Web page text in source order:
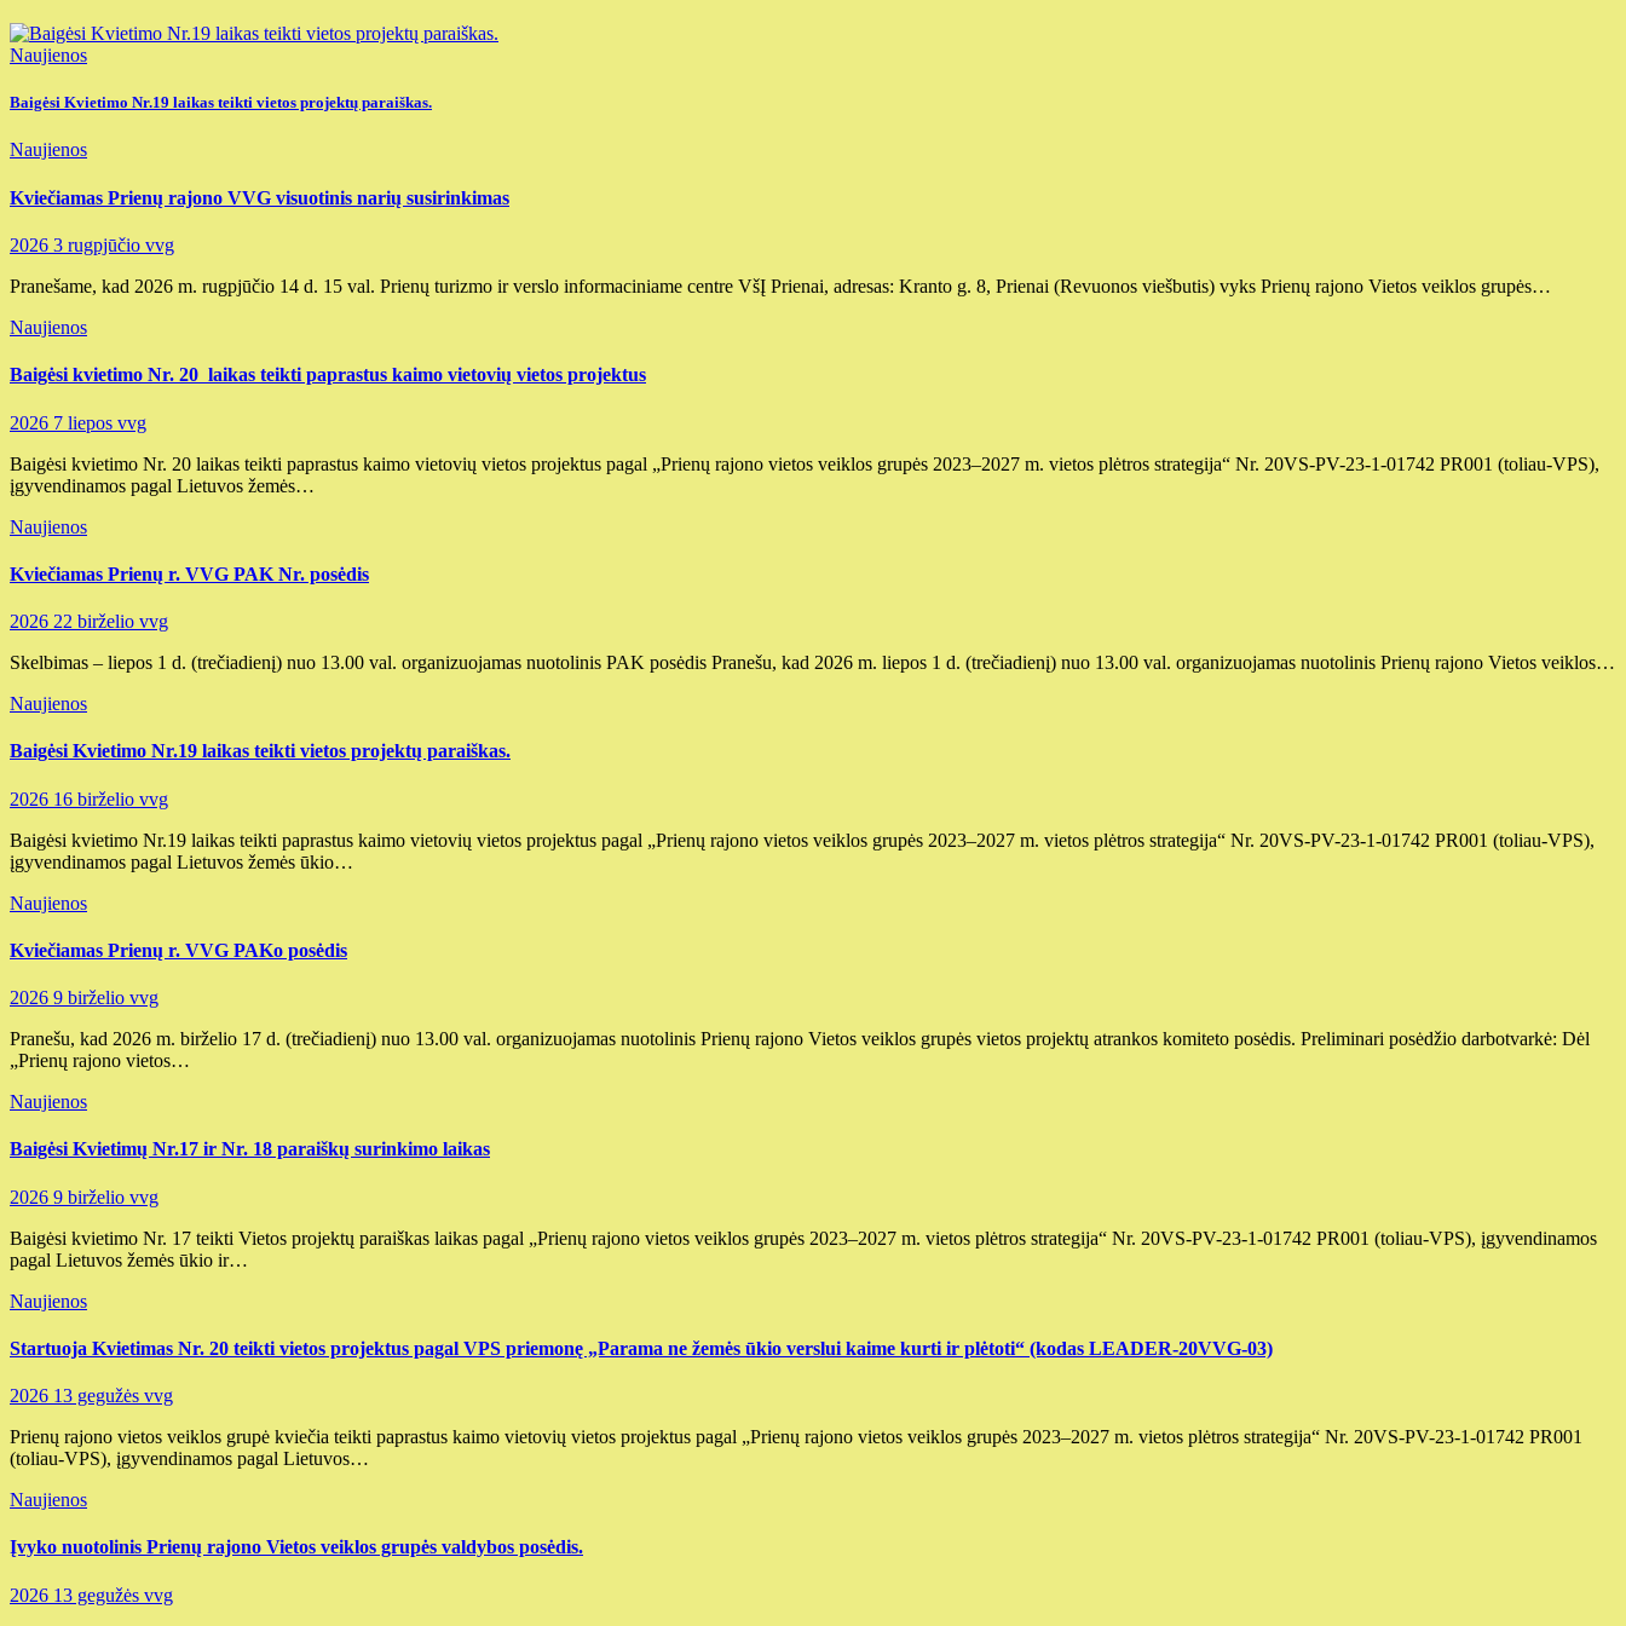
Naujienos
Baigėsi Kvietimo Nr.19 laikas teikti vietos projektų paraiškas.
Naujienos
Kviečiamas Prienų rajono VVG visuotinis narių susirinkimas
2026 3 rugpjūčio vvg
Pranešame, kad 2026 m. rugpjūčio 14 d. 15 val. Prienų turizmo ir verslo informaciniame centre VšĮ Prienai, adresas: Kranto g. 8, Prienai (Revuonos viešbutis) vyks Prienų rajono Vietos veiklos grupės…
Naujienos
Baigėsi kvietimo Nr. 20 laikas teikti paprastus kaimo vietovių vietos projektus
2026 7 liepos vvg
Baigėsi kvietimo Nr. 20 laikas teikti paprastus kaimo vietovių vietos projektus pagal „Prienų rajono vietos veiklos grupės 2023–2027 m. vietos plėtros strategija“ Nr. 20VS-PV-23-1-01742 PR001 (toliau-VPS),
įgyvendinamos pagal Lietuvos žemės…
Naujienos
Kviečiamas Prienų r. VVG PAK Nr. posėdis
2026 22 birželio vvg
Skelbimas – liepos 1 d. (trečiadienį) nuo 13.00 val. organizuojamas nuotolinis PAK posėdis Pranešu, kad 2026 m. liepos 1 d. (trečiadienį) nuo 13.00 val. organizuojamas nuotolinis Prienų rajono Vietos veiklos…
Naujienos
Baigėsi Kvietimo Nr.19 laikas teikti vietos projektų paraiškas.
2026 16 birželio vvg
Baigėsi kvietimo Nr.19 laikas teikti paprastus kaimo vietovių vietos projektus pagal „Prienų rajono vietos veiklos grupės 2023–2027 m. vietos plėtros strategija“ Nr. 20VS-PV-23-1-01742 PR001 (toliau-VPS),
įgyvendinamos pagal Lietuvos žemės ūkio…
Naujienos
Kviečiamas Prienų r. VVG PAKo posėdis
2026 9 birželio vvg
Pranešu, kad 2026 m. birželio 17 d. (trečiadienį) nuo 13.00 val. organizuojamas nuotolinis Prienų rajono Vietos veiklos grupės vietos projektų atrankos komiteto posėdis. Preliminari posėdžio darbotvarkė: Dėl
„Prienų rajono vietos…
Naujienos
Baigėsi Kvietimų Nr.17 ir Nr. 18 paraiškų surinkimo laikas
2026 9 birželio vvg
Baigėsi kvietimo Nr. 17 teikti Vietos projektų paraiškas laikas pagal „Prienų rajono vietos veiklos grupės 2023–2027 m. vietos plėtros strategija“ Nr. 20VS-PV-23-1-01742 PR001 (toliau-VPS), įgyvendinamos
pagal Lietuvos žemės ūkio ir…
Naujienos
Startuoja Kvietimas Nr. 20 teikti vietos projektus pagal VPS priemonę „Parama ne žemės ūkio verslui kaime kurti ir plėtoti“ (kodas LEADER-20VVG-03)
2026 13 gegužės vvg
Prienų rajono vietos veiklos grupė kviečia teikti paprastus kaimo vietovių vietos projektus pagal „Prienų rajono vietos veiklos grupės 2023–2027 m. vietos plėtros strategija“ Nr. 20VS-PV-23-1-01742 PR001
(toliau-VPS), įgyvendinamos pagal Lietuvos…
Naujienos
Įvyko nuotolinis Prienų rajono Vietos veiklos grupės valdybos posėdis.
2026 13 gegužės vvg